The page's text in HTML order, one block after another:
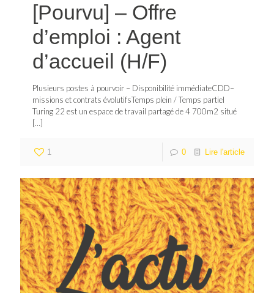
[Pourvu] – Offre
d’emploi : Agent
d’accueil (H/F)
Plusieurs postes à pourvoir – Disponibilité immédiateCDD–
missions et contrats évolutifsTemps plein / Temps partiel
Turing 22 est un espace de travail partagé de 4 700m2 situé
[…]
1 0 Lire l'article